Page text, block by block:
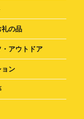
の品
・アウトドア
ョン